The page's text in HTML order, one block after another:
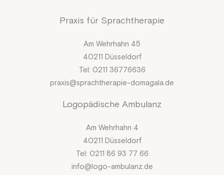
Praxis für Sprachtherapie
Am Wehrhahn 45
40211 Düsseldorf
Tel: 0211 36776636
praxis@sprachtherapie-domagala.de
Logopädische Ambulanz
Am Wehrhahn 4
40211 Düsseldorf
Tel: 0211 86 93 77 66
info@logo-ambulanz.de